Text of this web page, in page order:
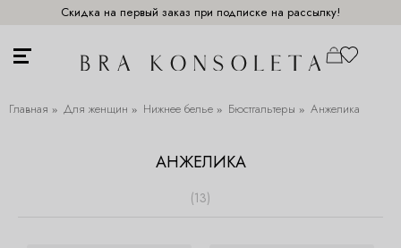
Скидка на первый заказ при подписке на рассылку!
Главная Для женщин Нижнее белье Бюстгальтеры Анжелика
АНЖЕЛИКА
(13)